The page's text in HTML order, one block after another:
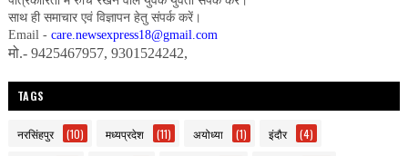
साथ ही समाचार एवं विज्ञापन हेतु संपर्क करें।
Email - care.newsexpress18@gmail.com
मो.- 9425467957, 9301524242,
TAGS
नरसिंहपुर (10) मध्यप्रदेश (11) अयोध्या (1) इंदौर (4)